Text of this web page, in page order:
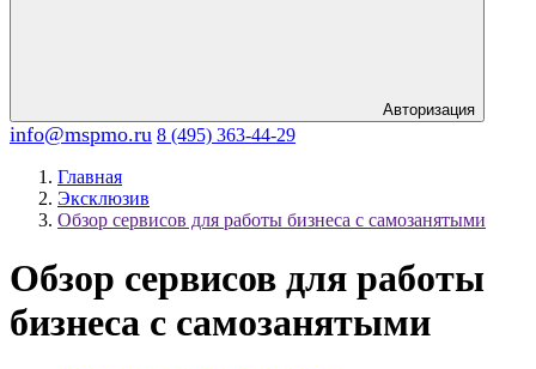
Авторизация
info@mspmo.ru 8 (495) 363-44-29
Главная
Эксклюзив
Обзор сервисов для работы бизнеса с самозанятыми
Обзор сервисов для работы
бизнеса с самозанятыми